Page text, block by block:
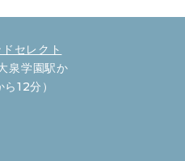
泉学園駅か
12分）